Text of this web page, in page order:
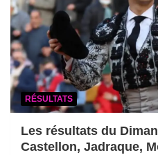
RÉSULTATS
Les résultats du
Castellon, Jadraque,